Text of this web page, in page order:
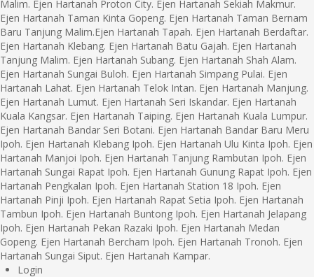
Malim. Ejen Hartanah Proton City. Ejen Hartanah Sekiah Makmur.
Ejen Hartanah Taman Kinta Gopeng. Ejen Hartanah Taman Bernam
Baru Tanjung Malim.Ejen Hartanah Tapah. Ejen Hartanah Berdaftar.
Ejen Hartanah Klebang. Ejen Hartanah Batu Gajah. Ejen Hartanah
Tanjung Malim. Ejen Hartanah Subang. Ejen Hartanah Shah Alam.
Ejen Hartanah Sungai Buloh. Ejen Hartanah Simpang Pulai. Ejen
Hartanah Lahat. Ejen Hartanah Telok Intan. Ejen Hartanah Manjung.
Ejen Hartanah Lumut. Ejen Hartanah Seri Iskandar. Ejen Hartanah
Kuala Kangsar. Ejen Hartanah Taiping. Ejen Hartanah Kuala Lumpur.
Ejen Hartanah Bandar Seri Botani. Ejen Hartanah Bandar Baru Meru
Ipoh. Ejen Hartanah Klebang Ipoh. Ejen Hartanah Ulu Kinta Ipoh. Ejen
Hartanah Manjoi Ipoh. Ejen Hartanah Tanjung Rambutan Ipoh. Ejen
Hartanah Sungai Rapat Ipoh. Ejen Hartanah Gunung Rapat Ipoh. Ejen
Hartanah Pengkalan Ipoh. Ejen Hartanah Station 18 Ipoh. Ejen
Hartanah Pinji Ipoh. Ejen Hartanah Rapat Setia Ipoh. Ejen Hartanah
Tambun Ipoh. Ejen Hartanah Buntong Ipoh. Ejen Hartanah Jelapang
Ipoh. Ejen Hartanah Pekan Razaki Ipoh. Ejen Hartanah Medan
Gopeng. Ejen Hartanah Bercham Ipoh. Ejen Hartanah Tronoh. Ejen
Hartanah Sungai Siput. Ejen Hartanah Kampar.
Login